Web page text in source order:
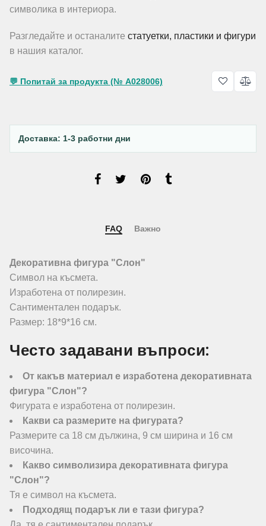
символика в интериора.
Разгледайте и останалите статуетки, пластики и фигури
в нашия каталог.
💬 Попитай за продукта (№ A028006)
Доставка: 1-3 работни дни
FAQ Важно
Декоративна фигура "Слон"
Символ на късмета.
Изработена от полирезин.
Сантиментален подарък.
Размер: 18*9*16 см.
Често задавани въпроси:
От какъв материал е изработена декоративната
фигура "Слон"?
Фигурата е изработена от полирезин.
Какви са размерите на фигурата?
Размерите са 18 см дължина, 9 см ширина и 16 см
височина.
Какво символизира декоративната фигура
"Слон"?
Тя е символ на късмета.
Подходящ подарък ли е тази фигура?